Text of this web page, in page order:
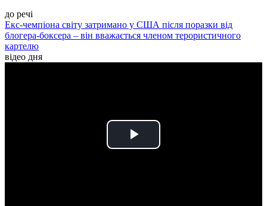
до речі
Екс-чемпіона світу затримано у США після поразки від
блогера-боксера – він вважається членом терористичного
картелю
відео дня
Play